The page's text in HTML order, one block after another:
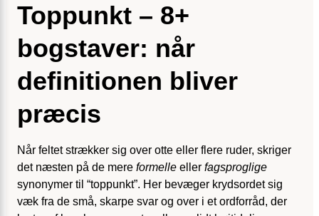
Toppunkt – 8+
bogstaver: når
definitionen bliver
præcis
Når feltet strækker sig over otte eller flere ruder, skriger
det næsten på de mere formelle eller fagsproglige
synonymer til “toppunkt”. Her bevæger krydsordet sig
væk fra de små, skarpe svar og over i et ordforråd, der